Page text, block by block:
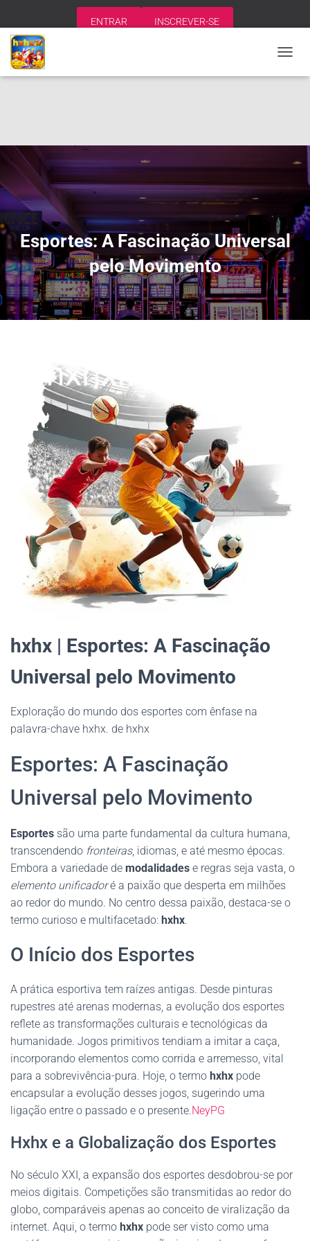
ENTRAR INSCREVER-SE
L
A
Ç
Ã
O
Esportes: A Fascinação Universal
pelo Movimento
hxhx | Esportes: A Fascinação
Universal pelo Movimento
Exploração do mundo dos esportes com ênfase na
palavra-chave hxhx. de hxhx
Esportes: A Fascinação
Universal pelo Movimento
Esportes são uma parte fundamental da cultura humana,
transcendendo fronteiras, idiomas, e até mesmo épocas.
Embora a variedade de modalidades e regras seja vasta, o
elemento unificadoré a paixão que desperta em milhões
ao redor do mundo. No centro dessa paixão, destaca-se o
termo curioso e multifacetado: hxhx.
O Início dos Esportes
A prática esportiva tem raízes antigas. Desde pinturas
rupestres até arenas modernas, a evolução dos esportes
reflete as transformações culturais e tecnológicas da
humanidade. Jogos primitivos tendiam a imitar a caça,
incorporando elementos como corrida e arremesso, vital
para a sobrevivência-pura. Hoje, o termo hxhx pode
encapsular a evolução desses jogos, sugerindo uma
ligação entre o passado e o presente.NeyPG
Hxhx e a Globalização dos Esportes
No século XXI, a expansão dos esportes desdobrou-se por
meios digitais. Competições são transmitidas ao redor do
globo, comparáveis apenas ao conceito de viralização da
internet. Aqui, o termo hxhx pode ser visto como uma